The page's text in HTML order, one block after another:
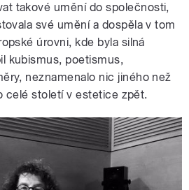
takové umění do společnosti,
své umění a dospěla v tom
úrovni, kde byla silná
kubismus, poetismus,
neznamenalo nic jiného než
celé století v estetice zpět.